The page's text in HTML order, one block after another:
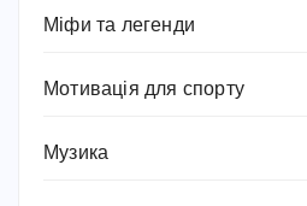
Міфи та легенди
Мотивація для спорту
Музика